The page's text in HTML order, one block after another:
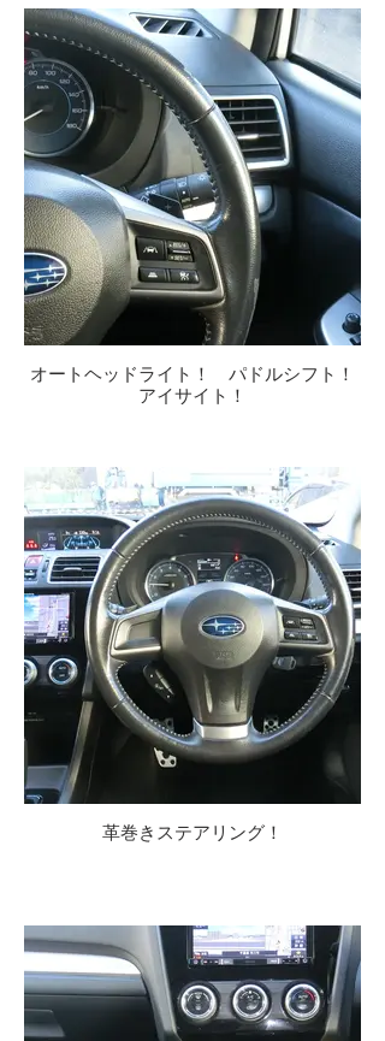
オートヘッドライト！ パドルシフト！
アイサイト！
革巻きステアリング！